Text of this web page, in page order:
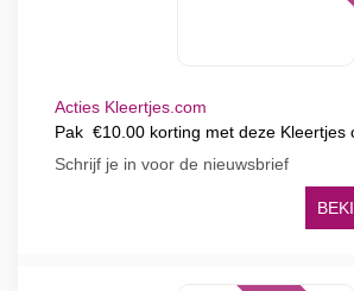
Acties Kleertjes.com
Pak €10.00 korting met deze Kleertjes
Schrijf je in voor de nieuwsbrief